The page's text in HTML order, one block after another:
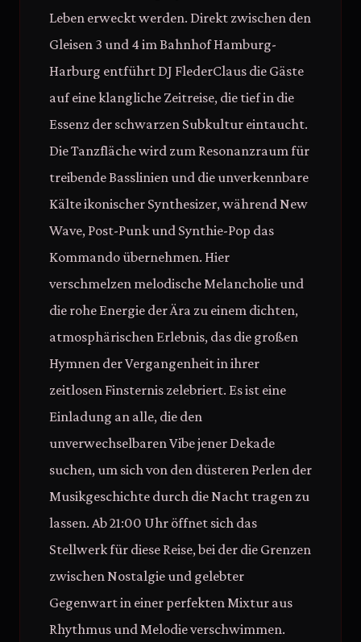
Leben erweckt werden. Direkt zwischen den
Gleisen 3 und 4 im Bahnhof Hamburg-
Harburg entführt DJ FlederClaus die Gäste
auf eine klangliche Zeitreise, die tief in die
Essenz der schwarzen Subkultur eintaucht.
Die Tanzfläche wird zum Resonanzraum für
treibende Basslinien und die unverkennbare
Kälte ikonischer Synthesizer, während New
Wave, Post-Punk und Synthie-Pop das
Kommando übernehmen. Hier
verschmelzen melodische Melancholie und
die rohe Energie der Ära zu einem dichten,
atmosphärischen Erlebnis, das die großen
Hymnen der Vergangenheit in ihrer
zeitlosen Finsternis zelebriert. Es ist eine
Einladung an alle, die den
unverwechselbaren Vibe jener Dekade
suchen, um sich von den düsteren Perlen der
Musikgeschichte durch die Nacht tragen zu
lassen. Ab 21:00 Uhr öffnet sich das
Stellwerk für diese Reise, bei der die Grenzen
zwischen Nostalgie und gelebter
Gegenwart in einer perfekten Mixtur aus
Rhythmus und Melodie verschwimmen.